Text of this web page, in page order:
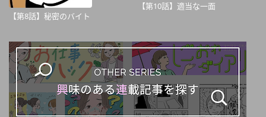
【第8話】秘密のバイト
【第10話】適当な一面